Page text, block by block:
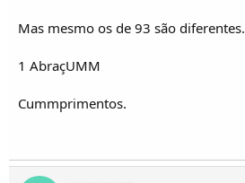
Mas mesmo os de 93 são diferentes.
1 AbraçUMM
Cummprimentos.